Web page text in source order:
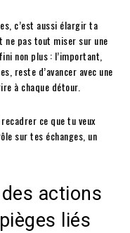
c’est aussi élargir ta
ne pas tout miser sur une
non plus : l’important,
reste d’avancer avec une
à chaque détour.
ce que tu veux
sur tes échanges, un
actions
liés